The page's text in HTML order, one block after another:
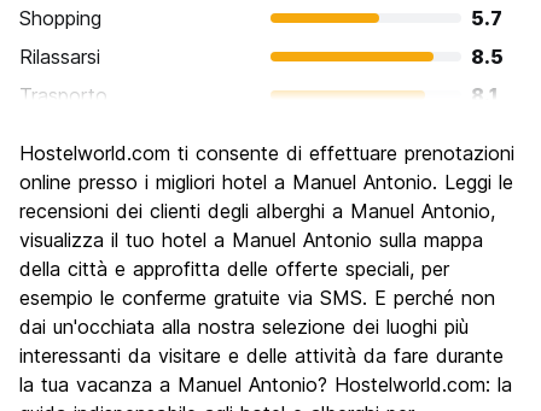
Shopping
5.7
Rilassarsi
8.5
Trasporto
8.1
Luoghi di interesse culturale
6.5
Festa / Vita notturna
6.2
Qualita' Prezzo
6.7
Hostelworld.com ti consente di effettuare prenotazioni
online presso i migliori hotel a Manuel Antonio. Leggi le
recensioni dei clienti degli alberghi a Manuel Antonio,
visualizza il tuo hotel a Manuel Antonio sulla mappa
della città e approfitta delle offerte speciali, per
esempio le conferme gratuite via SMS. E perché non
dai un'occhiata alla nostra selezione dei luoghi più
interessanti da visitare e delle attività da fare durante
la tua vacanza a Manuel Antonio? Hostelworld.com: la